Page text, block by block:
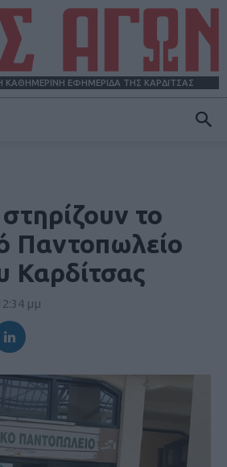
ΚΑΘΗΜΕΡΙΝΗ ΕΦΗΜΕΡΙΔΑ ΤΗΣ ΚΑΡΔΙΤΣΑΣ
στηρίζουν το
Παντοπωλείο
Καρδίτσας
μμ